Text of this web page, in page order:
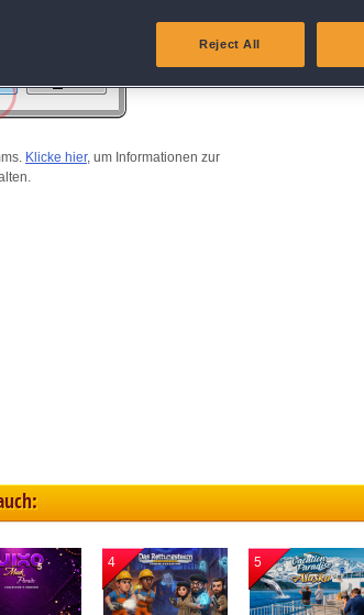
Klicke hier, um Informationen zur
4 5
data from other data sources
Reject All